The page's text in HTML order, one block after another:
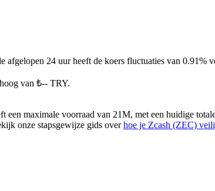
afgelopen 24 uur heeft de koers fluctuaties van 0.91%
van ₺-- TRY.
maximale voorraad van 21M, met een huidige
onze stapsgewijze gids overhoe je Zcash (ZEC)